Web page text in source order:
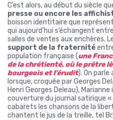
C’est alors, au début du siècle
presse ou encore les
boisson identitaire que
qui aujourd’hui s’échangent
salles de ventes aux enchères.
support de la fraternité
population française (une
de la chrétienté, où le prêtre
bourgeois et l’érudit). On
lorsque, croquée par Georges
Henri Georges Deleau),
couverture du journal satirique «
cabarets les chansons de la
chantent le jus de la treille, tel